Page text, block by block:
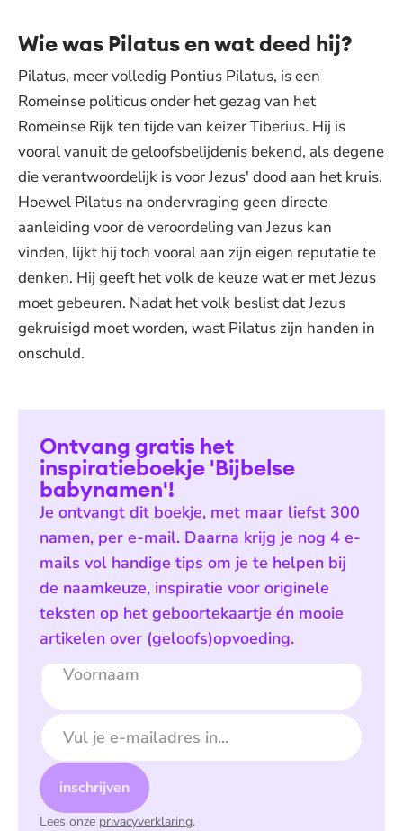
Wie was Pilatus en wat deed hij?
Pilatus, meer volledig Pontius Pilatus, is een
Romeinse politicus onder het gezag van het
Romeinse Rijk ten tijde van keizer Tiberius. Hij is
vooral vanuit de geloofsbelijdenis bekend, als degene
die verantwoordelijk is voor Jezus' dood aan het kruis.
Hoewel Pilatus na ondervraging geen directe
aanleiding voor de veroordeling van Jezus kan
vinden, lijkt hij toch vooral aan zijn eigen reputatie te
denken. Hij geeft het volk de keuze wat er met Jezus
moet gebeuren. Nadat het volk beslist dat Jezus
gekruisigd moet worden, wast Pilatus zijn handen in
onschuld.
Ontvang gratis het
inspiratieboekje 'Bijbelse
babynamen'!
Je ontvangt dit boekje, met maar liefst 300
namen, per e-mail. Daarna krijg je nog 4 e-
mails vol handige tips om je te helpen bij
de naamkeuze, inspiratie voor originele
teksten op het geboortekaartje én mooie
artikelen over (geloofs)opvoeding.
Voornaam
E-mailadres
inschrijven
Lees onze privacyverklaring.